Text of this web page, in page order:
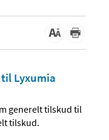
Lyxumia
generelt tilskud til
tilskud.